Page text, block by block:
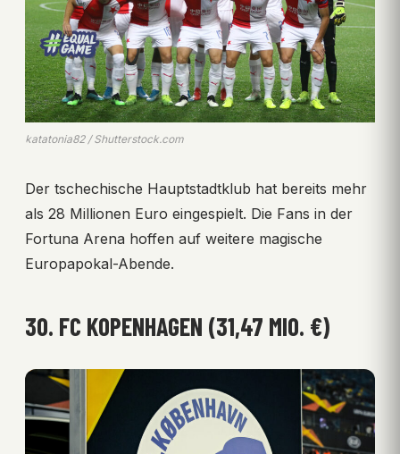
katatonia82 / Shutterstock.com
Der tschechische Hauptstadtklub hat bereits mehr
als 28 Millionen Euro eingespielt. Die Fans in der
Fortuna Arena hoffen auf weitere magische
Europapokal-Abende.
30. FC KOPENHAGEN (31,47 MIO. €)